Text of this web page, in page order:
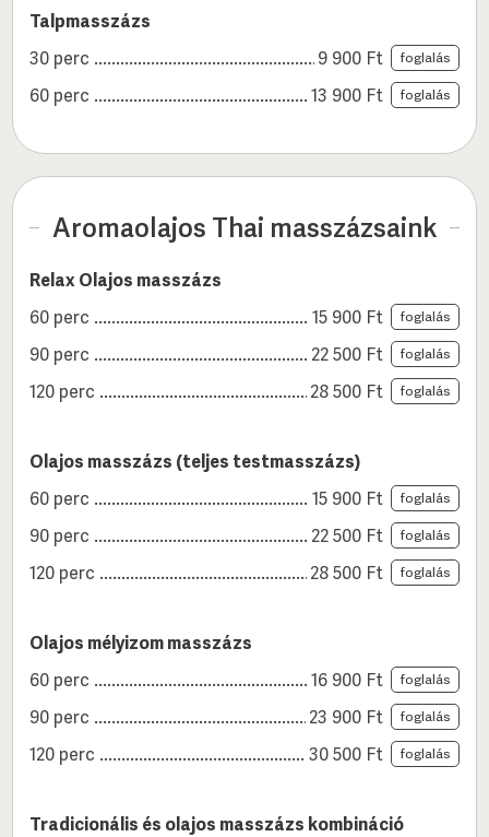
Talpmasszázs
30 perc
9 900 Ft foglalás
60 perc 13 900 Ft foglalás
Aromaolajos Thai masszázsaink
Relax Olajos masszázs
60 perc
15 900 Ft foglalás
90 perc 22 500 Ft foglalás
120 perc 28 500 Ft foglalás
Olajos masszázs (teljes testmasszázs)
60 perc
15 900 Ft foglalás
90 perc 22 500 Ft foglalás
120 perc 28 500 Ft foglalás
Olajos mélyizom masszázs
60 perc
16 900 Ft foglalás
90 perc 23 900 Ft foglalás
120 perc 30 500 Ft foglalás
Tradicionális és olajos masszázs kombináció